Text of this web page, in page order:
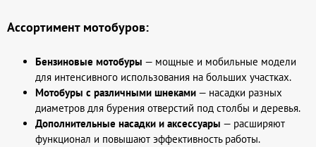
Ассортимент мотобуров:
Бензиновые мотобуры — мощные и мобильные модели
для интенсивного использования на больших участках.
Мотобуры с различными шнеками — насадки разных
диаметров для бурения отверстий под столбы и деревья.
Дополнительные насадки и аксессуары — расширяют
функционал и повышают эффективность работы.